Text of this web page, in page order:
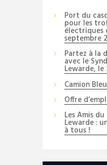
Port du
pour les
électriques
septembre
Partez à la
avec le
Lewarde, le
Camion
Offre
Les Amis
Lewarde :
à tous !